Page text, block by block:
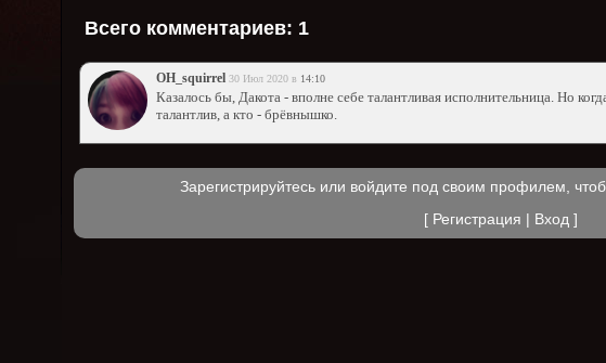
Всего комментариев: 1
OH_squirrel 30 Июл 2020 в 14:10
Казалось бы, Дакота - вполне себе талантливая исполнительница. Но
талантлив, а кто - брёвнышко.
Зарегистрируйтесь или войдите под своим профилем,
[ Регистрация Вход]